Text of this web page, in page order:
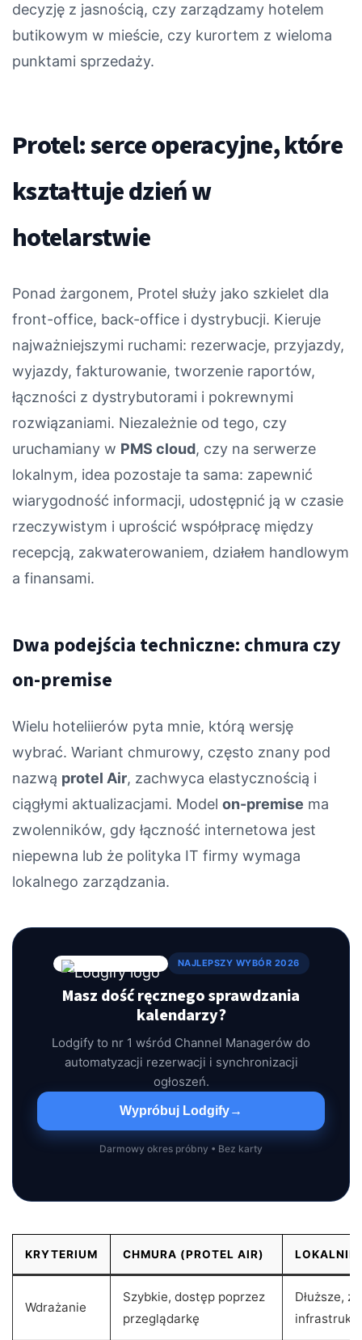
decyzję z jasnością, czy zarządzamy hotelem
butikowym w mieście, czy kurortem z wieloma
punktami sprzedaży.
Protel: serce operacyjne, które
kształtuje dzień w
hotelarstwie
Ponad żargonem, Protel służy jako szkielet dla
front-office, back-office i dystrybucji. Kieruje
najważniejszymi ruchami: rezerwacje, przyjazdy,
wyjazdy, fakturowanie, tworzenie raportów,
łączności z dystrybutorami i pokrewnymi
rozwiązaniami. Niezależnie od tego, czy
uruchamiany w PMS cloud, czy na serwerze
lokalnym, idea pozostaje ta sama: zapewnić
wiarygodność informacji, udostępnić ją w czasie
rzeczywistym i uprościć współpracę między
recepcją, zakwaterowaniem, działem handlowym
a finansami.
Dwa podejścia techniczne: chmura czy
on-premise
Wielu hoteliierów pyta mnie, którą wersję
wybrać. Wariant chmurowy, często znany pod
nazwą protel Air, zachwyca elastycznością i
ciągłymi aktualizacjami. Model on-premise ma
zwolenników, gdy łączność internetowa jest
niepewna lub że polityka IT firmy wymaga
lokalnego zarządzania.
NAJLEPSZY WYBÓR 2026
Masz dość ręcznego sprawdzania
kalendarzy?
Lodgify to nr 1 wśród Channel Managerów do
automatyzacji rezerwacji i synchronizacji
ogłoszeń.
Wypróbuj Lodgify→
Darmowy okres próbny • Bez karty
KRYTERIUM CHMURA (PROTEL AIR) LOKALNIE
Wdrażanie
Szybkie, dostęp poprzez
przeglądarkę
Dłuższe,